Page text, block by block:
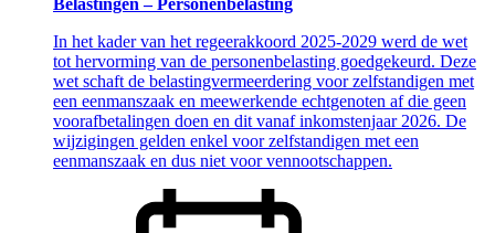
Belastingen – Personenbelasting
In het kader van het regeerakkoord 2025-2029 werd de wet
tot hervorming van de personenbelasting goedgekeurd. Deze
wet schaft de belastingvermeerdering voor zelfstandigen met
een eenmanszaak en meewerkende echtgenoten af die geen
voorafbetalingen doen en dit vanaf inkomstenjaar 2026. De
wijzigingen gelden enkel voor zelfstandigen met een
eenmanszaak en dus niet voor vennootschappen.